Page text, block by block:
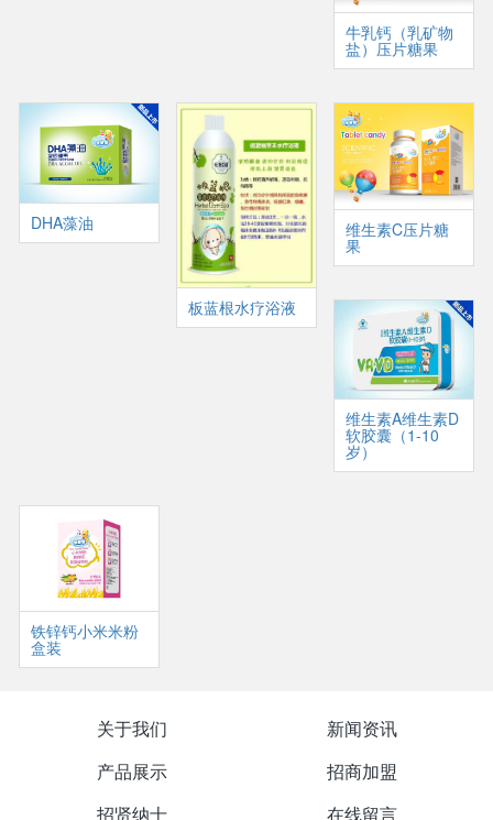
牛乳钙（乳矿物
盐）压片糖果
DHA藻油
板蓝根水疗浴液
维生素C压片糖
果
维生素A维生素D
软胶囊（1-10
岁）
铁锌钙小米米粉
盒装
关于我们
新闻资讯
产品展示
招商加盟
招贤纳士
在线留言